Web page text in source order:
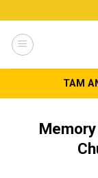
to
content
TAM